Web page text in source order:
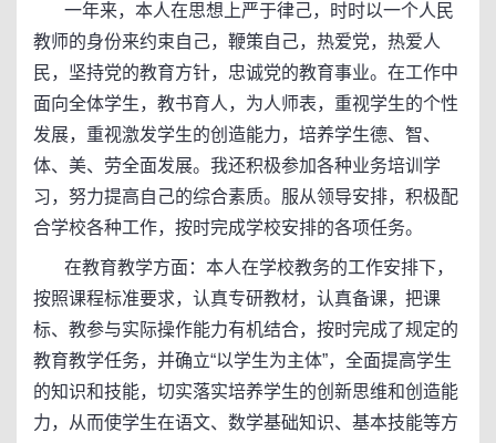
一年来，本人在思想上严于律己，时时以一个人民
教师的身份来约束自己，鞭策自己，热爱党，热爱人
民，坚持党的教育方针，忠诚党的教育事业。在工作中
面向全体学生，教书育人，为人师表，重视学生的个性
发展，重视激发学生的创造能力，培养学生德、智、
体、美、劳全面发展。我还积极参加各种业务培训学
习，努力提高自己的综合素质。服从领导安排，积极配
合学校各种工作，按时完成学校安排的各项任务。
在教育教学方面：本人在学校教务的工作安排下，
按照课程标准要求，认真专研教材，认真备课，把课
标、教参与实际操作能力有机结合，按时完成了规定的
教育教学任务，并确立“以学生为主体”，全面提高学生
的知识和技能，切实落实培养学生的创新思维和创造能
力，从而使学生在语文、数学基础知识、基本技能等方